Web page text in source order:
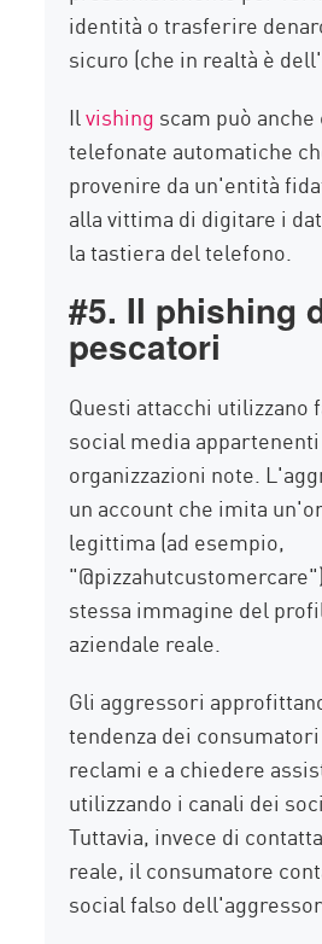
identità o trasferire
sicuro (che in realtà è
Ilvishing scam può
telefonate automatiche
provenire da un'entità
alla vittima di digitare i
la tastiera del telefono.
#5. Il phishing
pescatori
Questi attacchi utilizzano
social media appartenenti
organizzazioni note.
un account che imita
legittima (ad esempio,
stessa immagine del
aziendale reale.
Gli aggressori
tendenza dei
reclami e a chiedere
utilizzando i canali dei
Tuttavia, invece di
reale, il consumatore
social falso